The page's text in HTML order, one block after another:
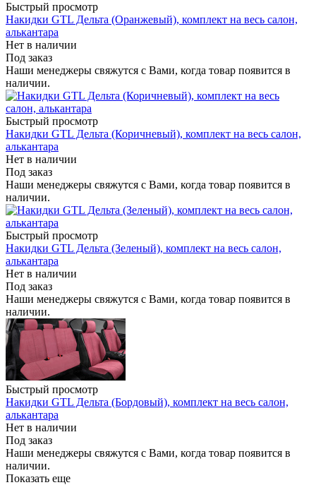
Быстрый просмотр
Накидки GTL Дельта (Оранжевый), комплект на весь салон,
алькантара
Нет в наличии
Под заказ
Наши менеджеры свяжутся с Вами, когда товар появится в
наличии.
Быстрый просмотр
Накидки GTL Дельта (Коричневый), комплект на весь салон,
алькантара
Нет в наличии
Под заказ
Наши менеджеры свяжутся с Вами, когда товар появится в
наличии.
Быстрый просмотр
Накидки GTL Дельта (Зеленый), комплект на весь салон,
алькантара
Нет в наличии
Под заказ
Наши менеджеры свяжутся с Вами, когда товар появится в
наличии.
Быстрый просмотр
Накидки GTL Дельта (Бордовый), комплект на весь салон,
алькантара
Нет в наличии
Под заказ
Наши менеджеры свяжутся с Вами, когда товар появится в
наличии.
Показать еще